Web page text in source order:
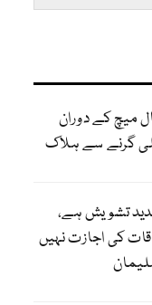
میچ کے دوران
گرنے سے ہلاک
تشویش ہے،
کی اجازت نہیں